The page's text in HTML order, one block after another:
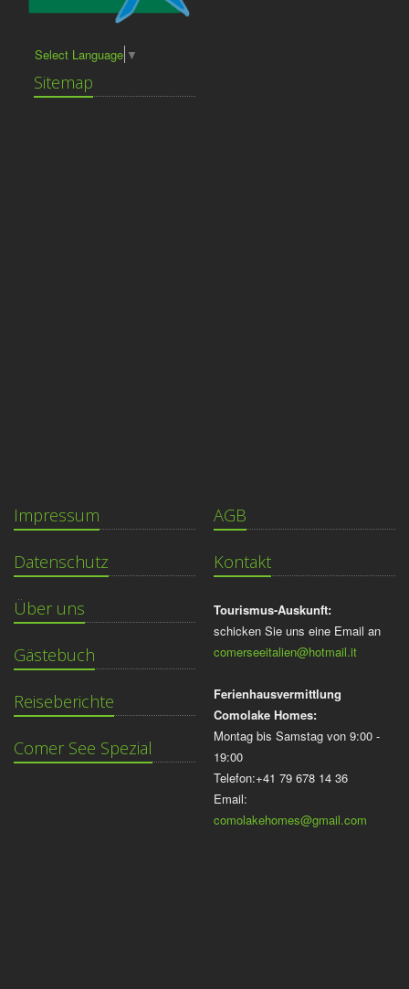
Select Language ▼
Sitemap
Impressum
Datenschutz
Über uns
Gästebuch
Reiseberichte
Comer See Spezial
AGB
Kontakt
Tourismus-Auskunft:
schicken Sie uns eine Email an
comerseeitalien@hotmail.it
Ferienhausvermittlung
Comolake Homes:
Montag bis Samstag von 9:00 -
19:00
Telefon:+41 79 678 14 36
Email:
comolakehomes@gmail.com